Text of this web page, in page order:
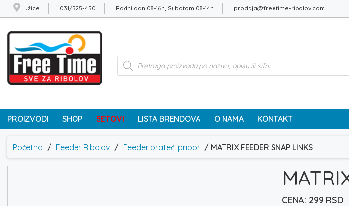
Užice 031/525-450 Radni dan 08-16h, Subotom 08-14h prodaja@freetime-ribolov.com
Products
search
PROIZVODI SHOP SETOVI LISTA BRENDOVA O NAMA KONTAKT
Početna / Feeder Ribolov / Feeder prateći pribor / MATRIX FEEDER SNAP LINKS
299 RSD